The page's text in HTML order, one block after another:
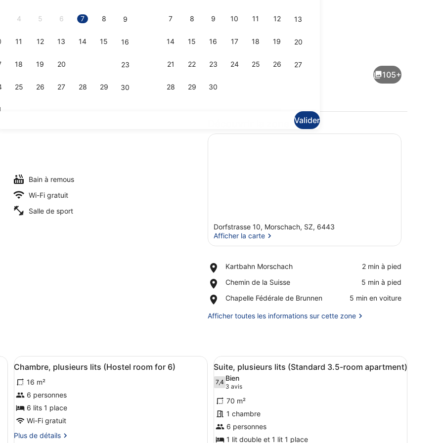
4 5 6 7 8 9
11 12 13 14 15 16
18 19 20 23
25 26 27 28 29 30
7 8 9 10 11 12 13
14 15 16 17 18 19 20
21 22 23 24 25 26 27
28 29 30
Valider
Petit déjeuner buffet servi tous les jours en supplémentSauna, bain à remous, soins
105+
Bain à remous
Wi-Fi gratuit
Salle de sport
Dorfstrasse 10, Morschach, SZ, 6443
Afficher la carte
Kartbahn Morschach
Place,
Morschach
‪2 min à pied‬
Chemin de la Suisse
Place,
de
Suisse
‪5 min à pied‬
Chapelle Fédérale de Brunnen
Place,
Fédérale
‪5 min en voiture‬
Afficher toutes les informations sur cette zone
grand lit, un bureau avec une chaise, une petite table avec une lampe et un cadre photo posé sur le bureau.
Afficher
toutes
les
photos
pour
ce
de
Une chambre avec un lit superposé, une tête de lit en bois, une literie blanche et une petite étagère sur
2
Chambre, plusieurs lits (Hostel room for 6)
16 m²
6 personnes
6 lits 1 place
Wi-Fi gratuit
Plus de détails
Plus
Afficher
toutes
les
photos
pour
ce
type
de
Un salon chaleureux avec un canapé,
2
Suite, plusieurs lits (Standard 3.5-room apartment)
7,47,4 sur 10
Bien
3 avis
(3 avis)
70 m²
1 chambre
6 personnes
1 lit double et 1 lit 1 place